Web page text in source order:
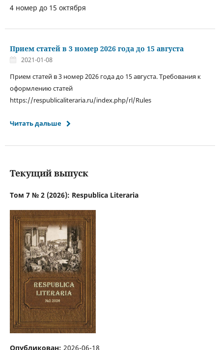
4 номер до 15 октября
Прием статей в 3 номер 2026 года до 15 августа
2021-01-08
Прием статей в 3 номер 2026 года до 15 августа. Требования к
оформлению статей
https://respublicaliteraria.ru/index.php/rl/Rules
Читать дальше
Текущий выпуск
Том 7 № 2 (2026): Respublica Literaria
Опубликован: 2026-06-18